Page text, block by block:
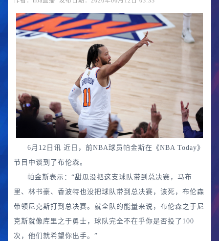
6月12日讯 近日，前NBA球员帕金斯在《NBA Today》
节目中谈到了布伦森。
帕金斯表示：“甜瓜没把这支球队带到总决赛，马布
里、林书豪、香波特也没把球队带到总决赛，该死，布伦森
带领尼克斯打到总决赛。就全队的能量来说，布伦森之于尼
克斯就像库里之于勇士，球队完全不在乎你是否投了100
次，他们就希望你出手。”